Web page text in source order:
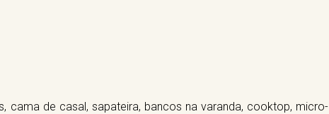
de casal, sapateira, bancos na varanda, cooktop, micro-